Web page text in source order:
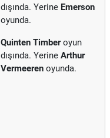
dışında. Yerine Emerson
oyunda.
Quinten Timberoyun
dışında. Yerine Arthur
Vermeeren oyunda.